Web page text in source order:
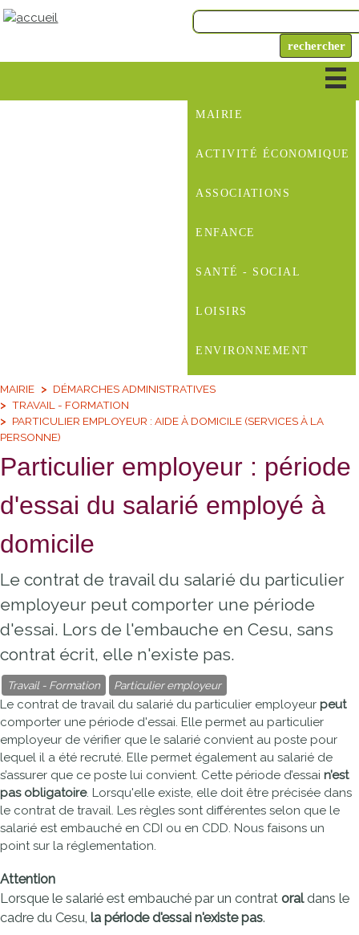
MAIRIE
ACTIVITÉ ÉCONOMIQUE
ASSOCIATIONS
ENFANCE
SANTÉ - SOCIAL
LOISIRS
ENVIRONNEMENT
MAIRIE
DÉMARCHES ADMINISTRATIVES
TRAVAIL - FORMATION
PARTICULIER EMPLOYEUR : AIDE À DOMICILE (SERVICES À LA
PERSONNE)
Particulier employeur : période
d'essai du salarié employé à
domicile
Le contrat de travail du salarié du particulier
employeur peut comporter une période
d'essai. Lors de l'embauche en Cesu, sans
contrat écrit, elle n'existe pas.
Travail - Formation Particulier employeur
Le contrat de travail du salarié du particulier employeur peut
comporter une période d'essai. Elle permet au particulier
employeur de vérifier que le salarié convient au poste pour
lequel il a été recruté. Elle permet également au salarié de
s’assurer que ce poste lui convient. Cette période d’essai n’est
pas obligatoire. Lorsqu'elle existe, elle doit être précisée dans
le contrat de travail. Les règles sont différentes selon que le
salarié est embauché en CDI ou en CDD. Nous faisons un
point sur la réglementation.
Attention
Lorsque le salarié est embauché par un contrat oraldans le
cadre du Cesu, la période d'essai n'existe pas.